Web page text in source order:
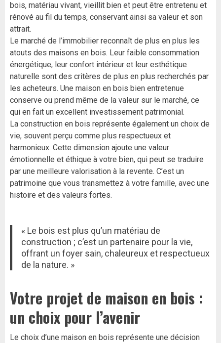
bois, matériau vivant, vieillit bien et peut être entretenu et
rénové au fil du temps, conservant ainsi sa valeur et son
attrait.
Le marché de l’immobilier reconnaît de plus en plus les
atouts des maisons en bois. Leur faible consommation
énergétique, leur confort intérieur et leur esthétique
naturelle sont des critères de plus en plus recherchés par
les acheteurs. Une maison en bois bien entretenue
conserve ou prend même de la valeur sur le marché, ce
qui en fait un excellent investissement patrimonial.
La construction en bois représente également un choix de
vie, souvent perçu comme plus respectueux et
harmonieux. Cette dimension ajoute une valeur
émotionnelle et éthique à votre bien, qui peut se traduire
par une meilleure valorisation à la revente. C’est un
patrimoine que vous transmettez à votre famille, avec une
histoire et des valeurs fortes.
« Le bois est plus qu’un matériau de
construction ; c’est un partenaire pour la vie,
offrant un foyer sain, chaleureux et respectueux
de la nature. »
Votre projet de maison en bois :
un choix pour l’avenir
Le choix d’une maison en bois représente une décision